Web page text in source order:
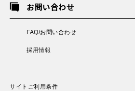
お問い合わせ
FAQ/お問い合わせ
採用情報
サイトご利用条件